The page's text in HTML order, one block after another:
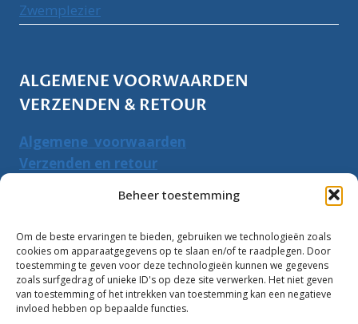
Beheer toestemming
Om de beste ervaringen te bieden, gebruiken we technologieën zoals
cookies om apparaatgegevens op te slaan en/of te raadplegen. Door
toestemming te geven voor deze technologieën kunnen we gegevens
zoals surfgedrag of unieke ID's op deze site verwerken. Het niet geven
van toestemming of het intrekken van toestemming kan een negatieve
invloed hebben op bepaalde functies.
Zwemplezier
ALGEMENE VOORWAARDEN
VERZENDEN & RETOUR
Algemene voorwaarden
Verzenden en retour
PRODUCTEN ZOEKEN
Zoeken
naar:
Zoeken